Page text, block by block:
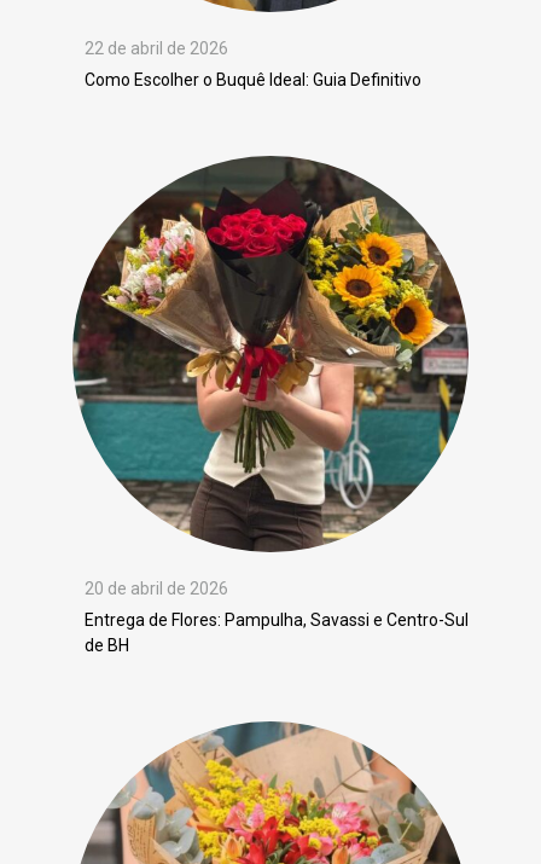
22 de abril de 2026
Como Escolher o Buquê Ideal: Guia Definitivo
20 de abril de 2026
Entrega de Flores: Pampulha, Savassi e Centro-Sul
de BH